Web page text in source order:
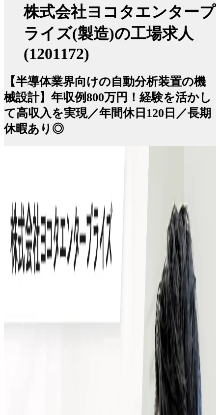
株式会社ヨコタエンタープ
ライズ(製造)の工場求人
(1201172)
【半導体業界向けの自動分析装置の機
械設計】年収例800万円！経験を活かし
て高収入を実現／年間休日120日／長期
休暇あり◎